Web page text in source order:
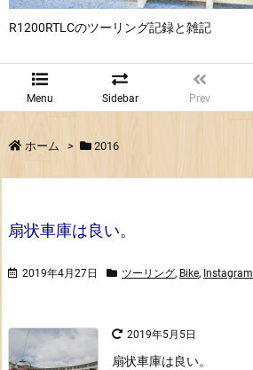
R1200RTLCのツーリング記録と雑記
Menu Sidebar Prev
ホーム > 2016
扇状車庫は良い。
2019年4月27日 ツーリング, Bike, Instagram
2019年5月5日
扇状車庫は良い。